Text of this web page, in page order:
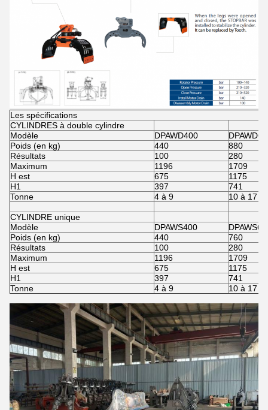
Les spécifications
CYLINDRES à double cylindre
Modèle
DPAWD400
Poids (en kg)
440
880
Résultats
100
280
Maximum
1196
1709
H est
675
1175
H1
397
741
Tonne
4 à 9 10 à 17
CYLINDRE unique
Modèle
DPAWS400
Poids (en kg)
440
760
Résultats
100
280
Maximum
1196
1709
H est
675
1175
H1
397
741
Tonne
4 à 9 10 à 17